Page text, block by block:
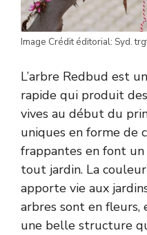
Image Crédit éditorial: Syd.
L’arbre Redbud est
rapide qui produit
vives au début du
uniques en forme de
frappantes en font
tout jardin. La
apporte vie aux
arbres sont en fleurs,
une belle structure